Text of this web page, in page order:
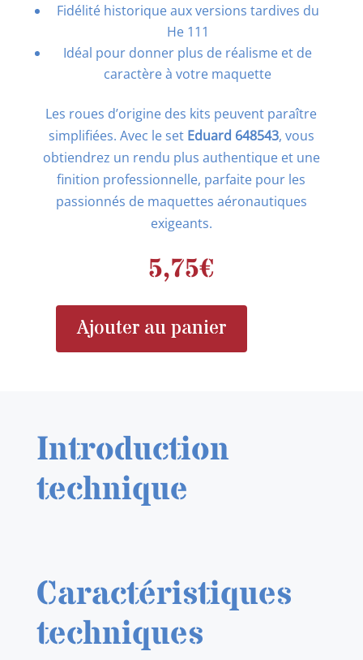
Fidélité historique aux versions tardives du
He 111
Idéal pour donner plus de réalisme et de
caractère à votre maquette
Les roues d’origine des kits peuvent paraître
simplifiées. Avec le set Eduard 648543, vous
obtiendrez un rendu plus authentique et une
finition professionnelle, parfaite pour les
passionnés de maquettes aéronautiques
exigeants.
5,75€
quantité
111
late
Ajouter au panier
Introduction
technique
Caractéristiques
techniques